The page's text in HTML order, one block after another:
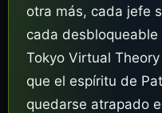
otra más, cada jefe
cada desbloqueable
Tokyo Virtual
que el espíritu de
quedarse atrapado